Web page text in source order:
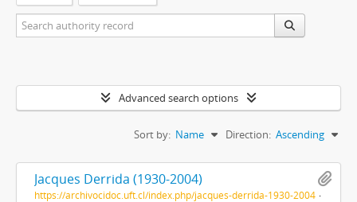
Advanced search options
Sort by: Name Direction: Ascending
Jacques Derrida (1930-2004)
https://archivocidoc.uft.cl/index.php/jacques-derrida-1930-2004